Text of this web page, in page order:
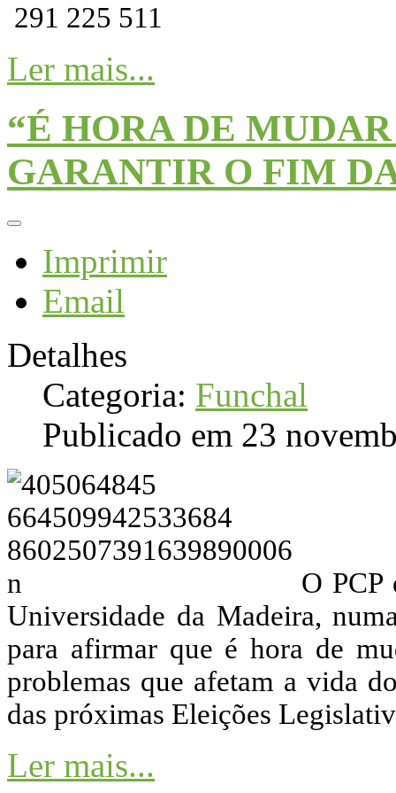
291 225 511
Ler mais...
“É HORA DE
GARANTIR O FIM
Imprimir
Email
Detalhes
Categoria: Funchal
Publicado em 23
O PCP
Universidade da Madeira,
para afirmar que é hora de
problemas que afetam a vida
das próximas Eleições
Ler mais...